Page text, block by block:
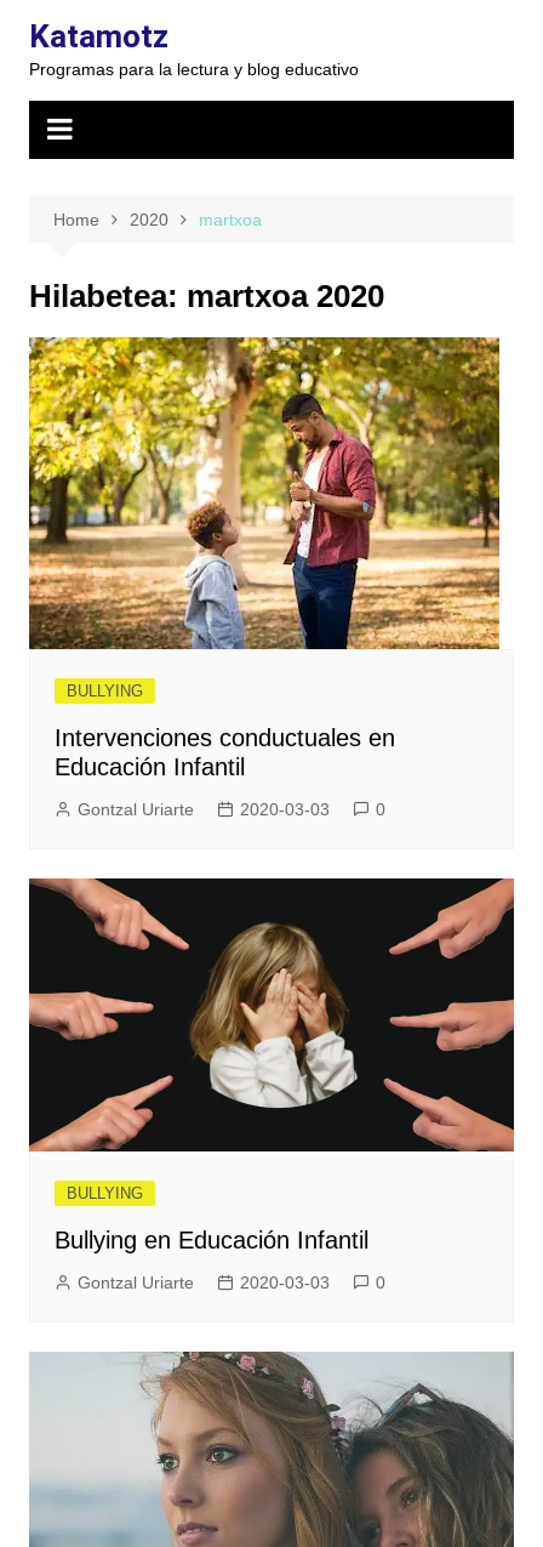
content
Katamotz
Programas para la lectura y blog educativo
Home 2020 martxoa
Hilabetea: martxoa 2020
BULLYING
Intervenciones conductuales en
Educación Infantil
Gontzal Uriarte 2020-03-03 0
BULLYING
Bullying en Educación Infantil
Gontzal Uriarte 2020-03-03 0